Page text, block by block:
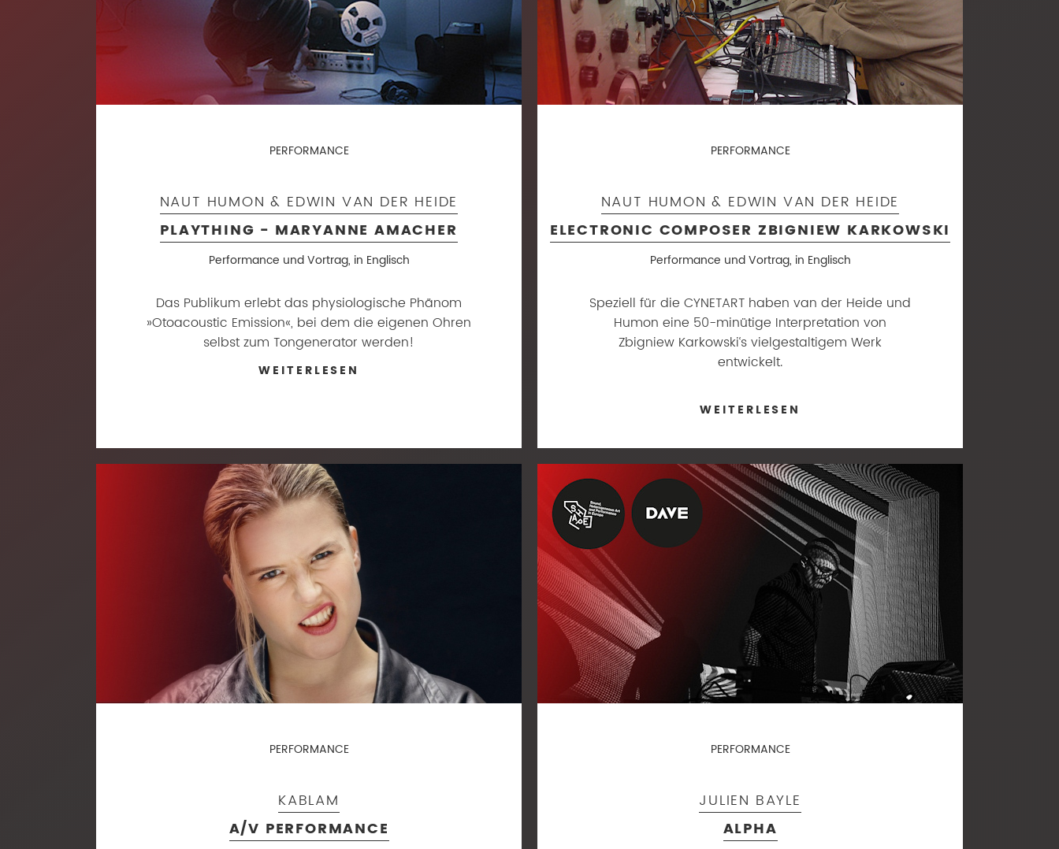
PERFORMANCE
NAUT HUMON & EDWIN VAN DER HEIDE
PLAYTHING - MARYANNE AMACHER
Performance und Vortrag, in Englisch
Das Publikum erlebt das physiologische Phänom
»Otoacoustic Emission«, bei dem die eigenen Ohren
selbst zum Tongenerator werden!
WEITERLESEN
PERFORMANCE
NAUT HUMON & EDWIN VAN DER HEIDE
ELECTRONIC COMPOSER ZBIGNIEW KARKOWSKI
Performance und Vortrag, in Englisch
Speziell für die CYNETART haben van der Heide und
Humon eine 50-minütige Interpretation von
Zbigniew Karkowski‘s vielgestaltigem Werk
entwickelt.
WEITERLESEN
PERFORMANCE
KABLAM
A/V PERFORMANCE
PERFORMANCE
JULIEN BAYLE
ALPHA